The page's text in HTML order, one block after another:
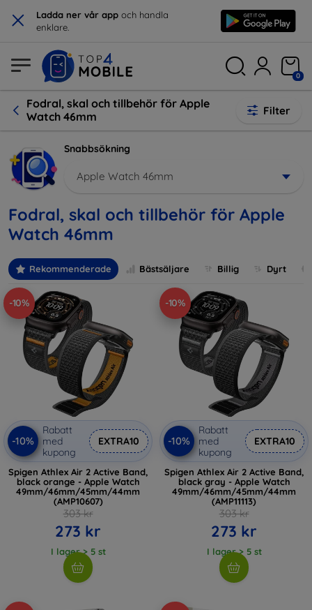
× Ladda ner vår app och handla
enklare.
0
Fodral, skal och tillbehör för Apple
Watch 46mm
Filter
Snabbsökning
Apple Watch 46mm
Fodral, skal och tillbehör för Apple
Watch 46mm
Rekommenderade Bästsäljare Billig Dyrt
-10%
-10%
Rabatt
med
kupong
EXTRA10
Spigen Athlex Air 2 Active Band,
black orange - Apple Watch
49mm/46mm/45mm/44mm
(AMP10607)
303 kr
273 kr
I lager > 5 st
-10%
-10%
Rabatt
med
kupong
EXTRA10
Spigen Athlex Air 2 Active Band,
black gray - Apple Watch
49mm/46mm/45mm/44mm
(AMP11113)
303 kr
273 kr
I lager > 5 st